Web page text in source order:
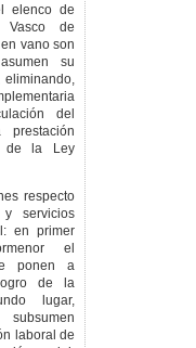
elenco de
Vasco de
vano son
su
del
de la Ley
respecto
servicios
en primer
el
ponen a
de la
lugar,
laboral de